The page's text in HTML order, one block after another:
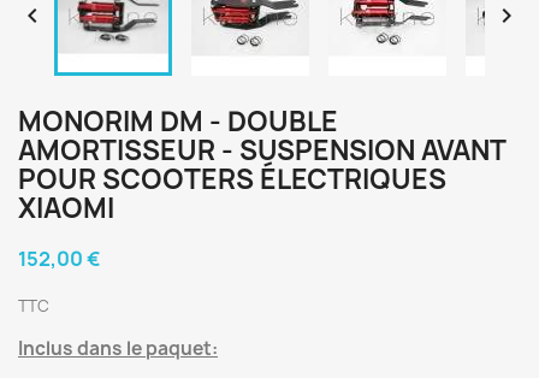
 
MONORIM DM - DOUBLE
AMORTISSEUR - SUSPENSION AVANT
POUR SCOOTERS ÉLECTRIQUES
XIAOMI
152,00 €
TTC
Inclus dans le paquet: